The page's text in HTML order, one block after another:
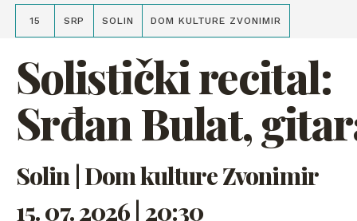
15 SRP SOLIN DOM KULTURE ZVONIMIR
Solistički recital:
Srđan Bulat,
Solin | Dom kulture Zvonimir
15. 07. 2026 | 20:30